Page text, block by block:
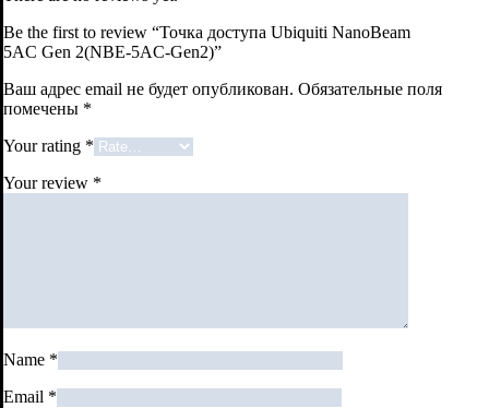
Be the first to review “Точка доступа Ubiquiti NanoBeam
5AC Gen 2(NBE-5AC-Gen2)”
Ваш адрес email не будет опубликован. Обязательные поля
помечены *
Your rating *
Your review *
Name *
Email *